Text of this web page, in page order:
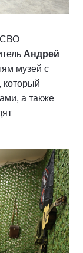
СВО
Андрей
музей с
а также